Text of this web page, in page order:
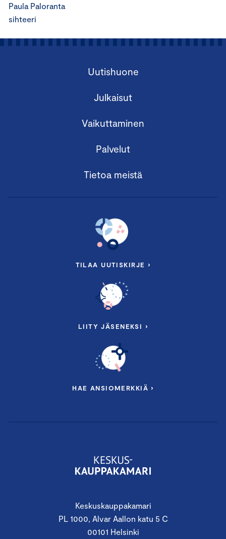
Paula Paloranta
sihteeri
Keskuskauppakamari
PL 1000, Alvar Aallon katu 5 C
00101 Helsinki
Uutishuone
Julkaisut
Vaikuttaminen
Palvelut
Tietoa meistä
TILAA UUTISKIRJE ›
LIITY JÄSENEKSI ›
HAE ANSIOMERKKIÄ ›